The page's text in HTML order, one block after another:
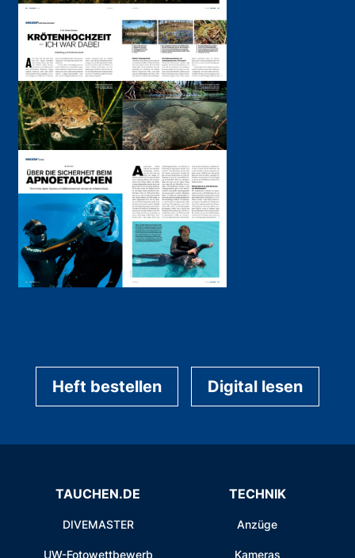
Heft bestellen Digital lesen
TAUCHEN.DE
DIVEMASTER
UW-Fotowettbewerb
TECHNIK
Anzüge
Kameras